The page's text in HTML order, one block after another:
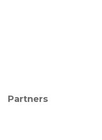
Partners